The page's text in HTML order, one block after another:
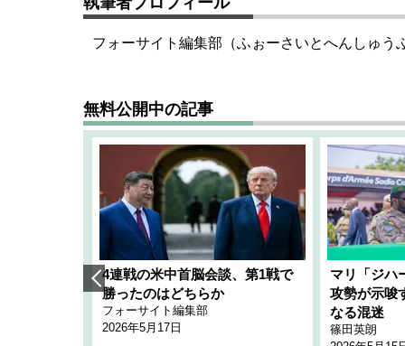
フォーサイト編集部（ふぉーさいとへんしゅう
無料公開中の記事
4連戦の米中首脳会談、第1戦で
勝ったのはどちらか
フォーサイト編集部
2026年5月17日
マリ「ジハ
攻勢が示唆
なる混迷
篠田英朗